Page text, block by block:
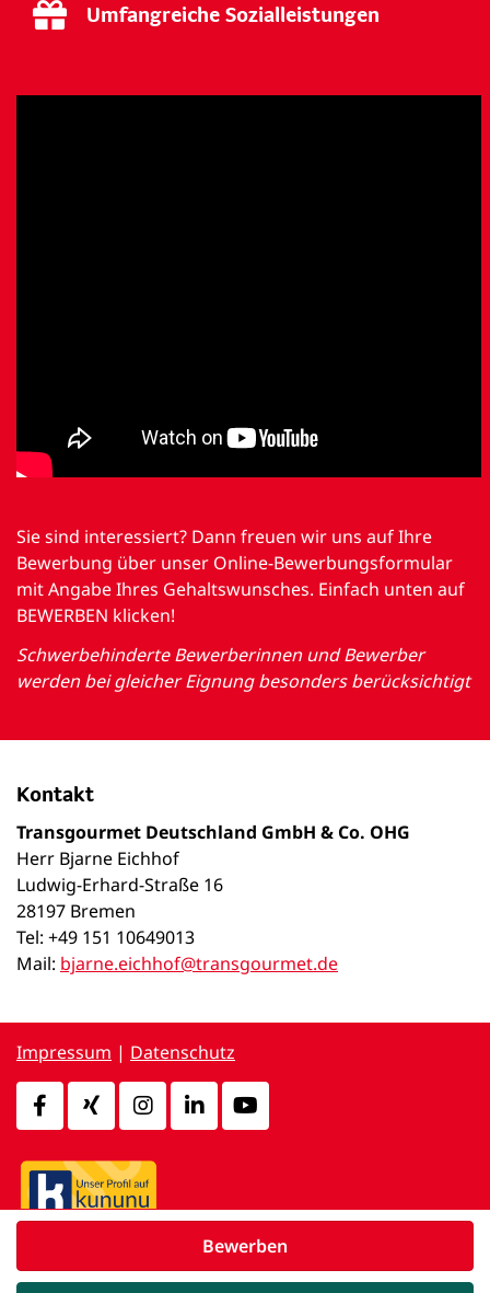
Umfangreiche Sozialleistungen
Sie sind interessiert? Dann freuen wir uns auf Ihre
Bewerbung über unser Online-Bewerbungsformular
mit Angabe Ihres Gehaltswunsches. Einfach unten auf
BEWERBEN klicken!
Schwerbehinderte Bewerberinnen und Bewerber
werden bei gleicher Eignung besonders berücksichtigt
Kontakt
Transgourmet Deutschland GmbH & Co. OHG
Herr Bjarne Eichhof
Ludwig-Erhard-Straße 16
28197 Bremen
Tel: +49 151 10649013
Mail: bjarne.eichhof@transgourmet.de
Bewerben
Impressum | Datenschutz